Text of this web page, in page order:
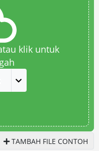
klik untuk
TAMBAH FILE CONTOH